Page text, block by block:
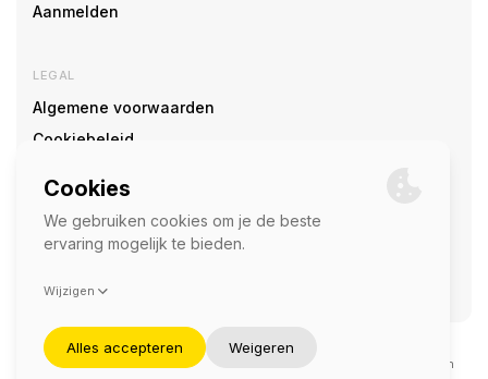
Aanmelden
LEGAL
Algemene voorwaarden
Cookiebeleid
SOCIAL
©2026 — Komerco
Deze site wordt beschermd door reCAPTCHA en het
en